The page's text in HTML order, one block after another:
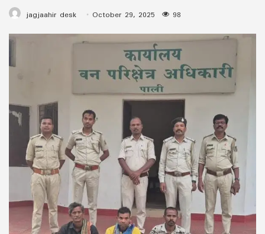
jagjaahir desk October 29, 2025 98